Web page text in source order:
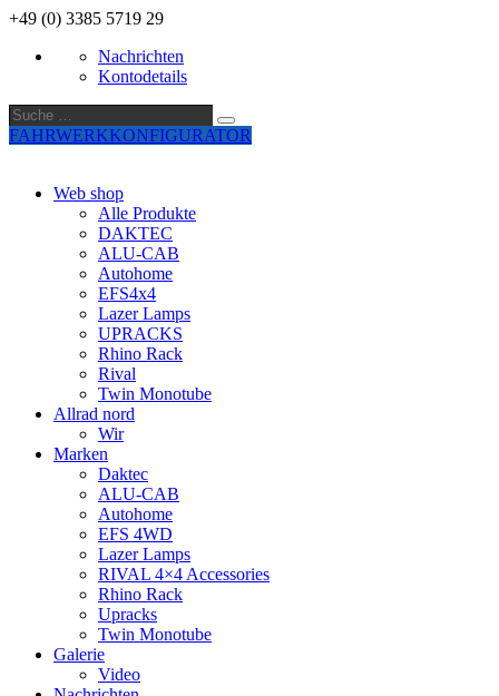
+49 (0) 3385 5719 29
Nachrichten
Kontodetails
Suche
…
Suche
FAHRWERKKONFIGURATOR
Web shop
Alle Produkte
DAKTEC
ALU-CAB
Autohome
EFS4x4
Lazer Lamps
UPRACKS
Rhino Rack
Rival
Twin Monotube
Allrad nord
Wir
Marken
Daktec
ALU-CAB
Autohome
EFS 4WD
Lazer Lamps
RIVAL 4×4 Accessories
Rhino Rack
Upracks
Twin Monotube
Galerie
Video